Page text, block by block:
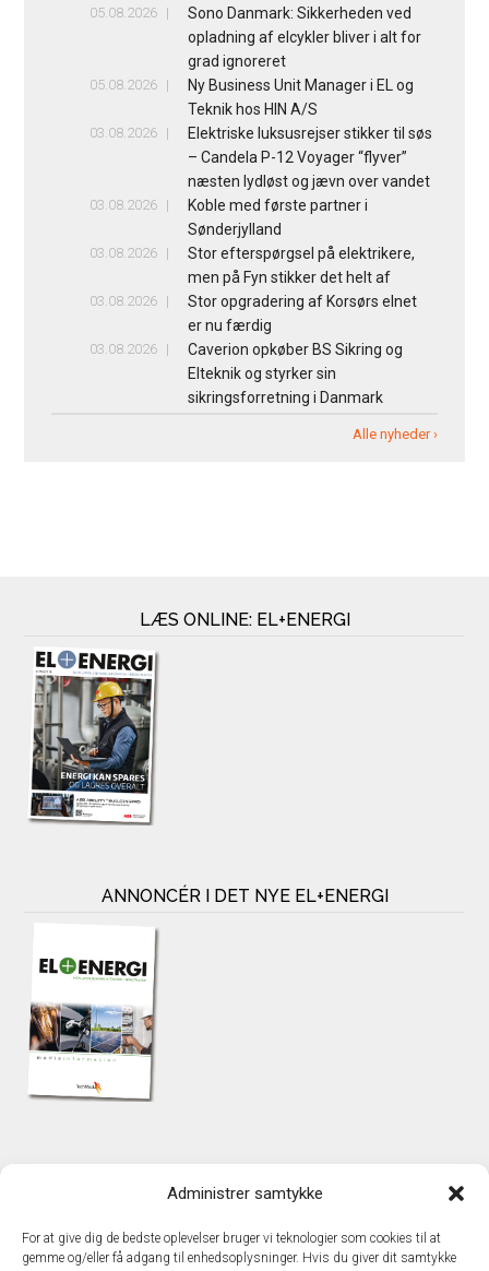
Administrer samtykke
For at give dig de bedste oplevelser bruger vi teknologier som cookies til at
gemme og/eller få adgang til enhedsoplysninger. Hvis du giver dit samtykke
05.08.2026
Sono Danmark: Sikkerheden ved
opladning af elcykler bliver i alt for
grad ignoreret
05.08.2026
Ny Business Unit Manager i EL og
Teknik hos HIN A/S
03.08.2026
Elektriske luksusrejser stikker til søs
– Candela P-12 Voyager “flyver”
næsten lydløst og jævn over vandet
03.08.2026
Koble med første partner i
Sønderjylland
03.08.2026
Stor efterspørgsel på elektrikere,
men på Fyn stikker det helt af
03.08.2026
Stor opgradering af Korsørs elnet
er nu færdig
03.08.2026
Caverion opkøber BS Sikring og
Elteknik og styrker sin
sikringsforretning i Danmark
Alle nyheder ›
LÆS ONLINE: EL+ENERGI
ANNONCÉR I DET NYE EL+ENERGI
TechMedia A/S
DK – 2600 Glostrup